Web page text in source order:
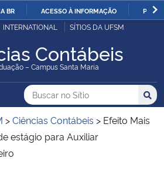
IR
O
BR ACESSO À INFORMAÇÃO
Pública
INTERNATIONAL SÍTIOS DA UFSM
Contábeis
– Campus Santa Maria
do Sítio
Busca
Buscar no no Sítio
Busca:
>Ciências Contábeis > Efeito Mais
estágio para Auxiliar